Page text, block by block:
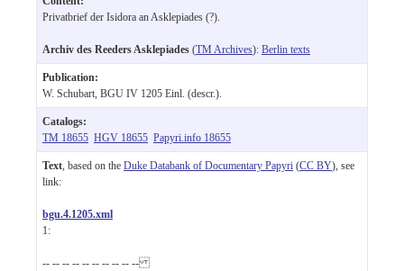
Privatbrief der Isidora an Asklepiades (?).
Archiv des Reeders Asklepiades (TM Archives): Berlin texts
Publication:
W. Schubart, BGU IV 1205 Einl. (descr.).
Catalogs:
TM 18655 HGV 18655 Papyri.info 18655
Text , based on the Duke Databank of Documentary Papyri (CC BY), see
link:
bgu.4.1205.xml
1:
-- -- -- -- -- -- -- -- -- --